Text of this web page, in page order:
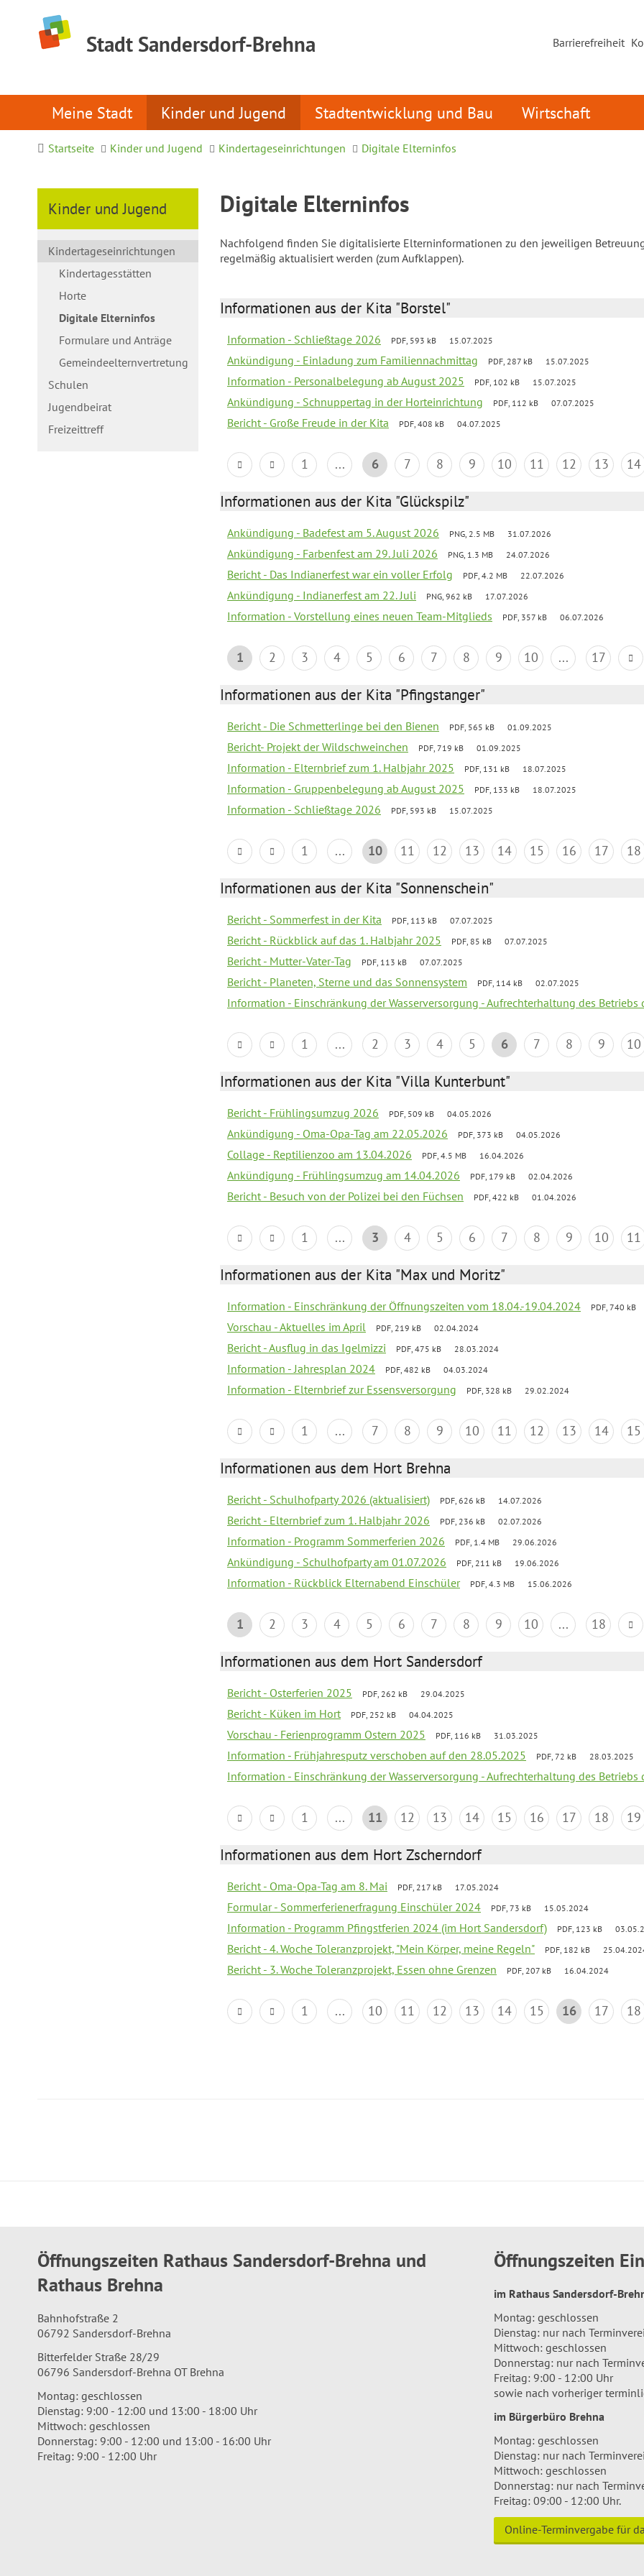
Stadt Sandersdorf-Brehna Barrierefreiheit
Meine Stadt Kinder und Jugend Stadtentwicklung und Bau Wirtschaft
Startseite Kinder und Jugend Kindertageseinrichtungen Digitale Elterninfos
Kinder und Jugend
Kindertageseinrichtungen
Kindertagesstätten
Horte
Digitale Elterninfos
Formulare und Anträge
Gemeindeelternvertretung
Schulen
Jugendbeirat
Freizeittreff
Digitale Elterninfos
Nachfolgend finden Sie digitalisierte Elterninformationen zu den jeweiligen
regelmäßig aktualisiert werden (zum Aufklappen).
Informationen aus der Kita "Borstel"
Information - Schließtage 2026 PDF, 593 kB 15.07.2025
Ankündigung - Einladung zum Familiennachmittag PDF, 287 kB 15.07.2025
Information - Personalbelegung ab August 2025 PDF, 102 kB 15.07.2025
Ankündigung - Schnuppertag in der Horteinrichtung PDF, 112 kB 07.07.2025
Bericht - Große Freude in der Kita PDF, 408 kB 04.07.2025
1 ... 6 7 8 9 10 11 12 13 14
Informationen aus der Kita "Glückspilz"
Ankündigung - Badefest am 5. August 2026 PNG, 2.5 MB 31.07.2026
Ankündigung - Farbenfest am 29. Juli 2026 PNG, 1.3 MB 24.07.2026
Bericht - Das Indianerfest war ein voller Erfolg PDF, 4.2 MB 22.07.2026
Ankündigung - Indianerfest am 22. Juli PNG, 962 kB 17.07.2026
Information - Vorstellung eines neuen Team-Mitglieds PDF, 357 kB 06.07.2026
1 2 3 4 5 6 7 8 9 10 ... 17
Informationen aus der Kita "Pfingstanger"
Bericht - Die Schmetterlinge bei den Bienen PDF, 565 kB 01.09.2025
Bericht- Projekt der Wildschweinchen PDF, 719 kB 01.09.2025
Information - Elternbrief zum 1. Halbjahr 2025 PDF, 131 kB 18.07.2025
Information - Gruppenbelegung ab August 2025 PDF, 133 kB 18.07.2025
Information - Schließtage 2026 PDF, 593 kB 15.07.2025
1 ... 10 11 12 13 14 15 16 17 18
Informationen aus der Kita "Sonnenschein"
Bericht - Sommerfest in der Kita PDF, 113 kB 07.07.2025
Bericht - Rückblick auf das 1. Halbjahr 2025 PDF, 85 kB 07.07.2025
Bericht - Mutter-Vater-Tag PDF, 113 kB 07.07.2025
Bericht - Planeten, Sterne und das Sonnensystem PDF, 114 kB 02.07.2025
Information - Einschränkung der Wasserversorgung - Aufrechterhaltung des Betriebs
1 ... 2 3 4 5 6 7 8 9 10
Informationen aus der Kita "Villa Kunterbunt"
Bericht - Frühlingsumzug 2026 PDF, 509 kB 04.05.2026
Ankündigung - Oma-Opa-Tag am 22.05.2026 PDF, 373 kB 04.05.2026
Collage - Reptilienzoo am 13.04.2026 PDF, 4.5 MB 16.04.2026
Ankündigung - Frühlingsumzug am 14.04.2026 PDF, 179 kB 02.04.2026
Bericht - Besuch von der Polizei bei den Füchsen PDF, 422 kB 01.04.2026
1 ... 3 4 5 6 7 8 9 10 11
Informationen aus der Kita "Max und Moritz"
Information - Einschränkung der Öffnungszeiten vom 18.04.-19.04.2024 PDF, 740 kB
Vorschau - Aktuelles im April PDF, 219 kB 02.04.2024
Bericht - Ausflug in das Igelmizzi PDF, 475 kB 28.03.2024
Information - Jahresplan 2024 PDF, 482 kB 04.03.2024
Information - Elternbrief zur Essensversorgung PDF, 328 kB 29.02.2024
1 ... 7 8 9 10 11 12 13 14 15
Informationen aus dem Hort Brehna
Bericht - Schulhofparty 2026 (aktualisiert) PDF, 626 kB 14.07.2026
Bericht - Elternbrief zum 1. Halbjahr 2026 PDF, 236 kB 02.07.2026
Information - Programm Sommerferien 2026 PDF, 1.4 MB 29.06.2026
Ankündigung - Schulhofparty am 01.07.2026 PDF, 211 kB 19.06.2026
Information - Rückblick Elternabend Einschüler PDF, 4.3 MB 15.06.2026
1 2 3 4 5 6 7 8 9 10 ... 18
Informationen aus dem Hort Sandersdorf
Bericht - Osterferien 2025 PDF, 262 kB 29.04.2025
Bericht - Küken im Hort PDF, 252 kB 04.04.2025
Vorschau - Ferienprogramm Ostern 2025 PDF, 116 kB 31.03.2025
Information - Frühjahresputz verschoben auf den 28.05.2025 PDF, 72 kB 28.03.2025
Information - Einschränkung der Wasserversorgung - Aufrechterhaltung des Betriebs
1 ... 11 12 13 14 15 16 17 18 19
Informationen aus dem Hort Zscherndorf
Bericht - Oma-Opa-Tag am 8. Mai PDF, 217 kB 17.05.2024
Formular - Sommerferienerfragung Einschüler 2024 PDF, 73 kB 15.05.2024
Information - Programm Pfingstferien 2024 (im Hort Sandersdorf) PDF, 123 kB
Bericht - 4. Woche Toleranzprojekt, "Mein Körper, meine Regeln" PDF, 182 kB
Bericht - 3. Woche Toleranzprojekt, Essen ohne Grenzen PDF, 207 kB 16.04.2024
1 ... 10 11 12 13 14 15 16 17 18
Öffnungszeiten Rathaus Sandersdorf-Brehna und
Rathaus Brehna
Bahnhofstraße 2
06792 Sandersdorf-Brehna
Bitterfelder Straße 28/29
06796 Sandersdorf-Brehna OT Brehna
Montag: geschlossen
Dienstag: 9:00 - 12:00 und 13:00 - 18:00 Uhr
Mittwoch: geschlossen
Donnerstag: 9:00 - 12:00 und 13:00 - 16:00 Uhr
Freitag: 9:00 - 12:00 Uhr
Öffnungszeiten
im Rathaus Sandersdorf-
Montag: geschlossen
Dienstag: nur nach
Mittwoch: geschlossen
Donnerstag: nur nach
Freitag: 9:00 - 12:00 Uhr
sowie nach vorheriger
im Bürgerbüro Brehna
Montag: geschlossen
Dienstag: nur nach
Mittwoch: geschlossen
Donnerstag: nur nach
Freitag: 09:00 - 12:00 Uhr.
Online-Terminvergabe für